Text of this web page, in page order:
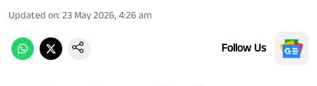
Updated on: 23 May 2026, 4:26 am
Follow Us